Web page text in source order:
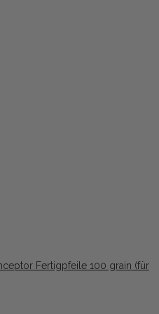
Fertigpfeile 100 grain (für